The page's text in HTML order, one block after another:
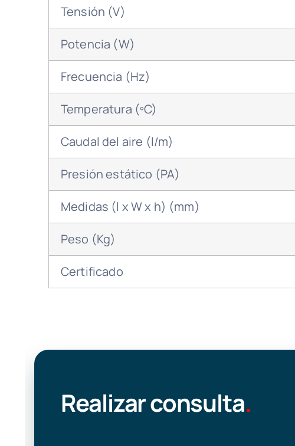
Tensión (V)
Potencia (W)
Frecuencia (Hz)
Temperatura (ºC)
Caudal del aire (l/m)
Presión estático (PA)
Medidas (l x W x h) (mm)
Peso (Kg)
Certificado
Realizar consulta.